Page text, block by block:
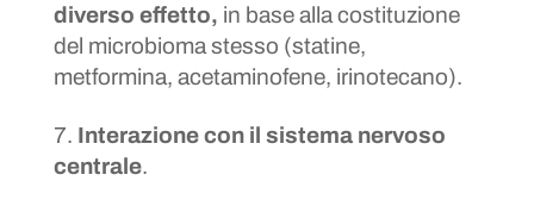
diverso effetto, in base alla costituzione
del microbioma stesso (statine,
metformina, acetaminofene, irinotecano).
Interazione con il sistema nervoso
centrale.